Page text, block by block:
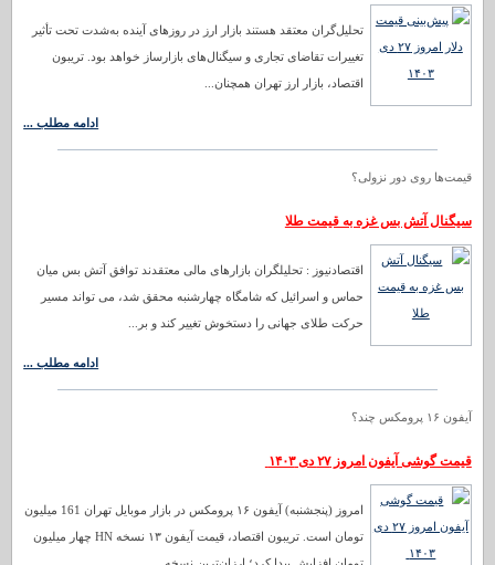
تحلیل‌گران معتقد هستند بازار ارز در روزهای آینده به‌شدت تحت تأثیر
تغییرات تقاضای تجاری و سیگنال‌های بازارساز خواهد بود. تریبون
اقتصاد، بازار ارز تهران همچنان...
ادامه مطلب ...
قیمت‌ها روی دور نزولی؟
سیگنال آتش بس غزه به قیمت طلا
اقتصادنیوز : تحلیلگران بازارهای مالی معتقدند توافق آتش بس میان
حماس و اسرائیل که شامگاه چهارشنبه محقق شد، می تواند مسیر
حرکت طلای جهانی را دستخوش تغییر کند و بر...
ادامه مطلب ...
آیفون ۱۶ پرومکس چند؟
قیمت گوشی آیفون امروز ۲۷ دی ۱۴۰۳
امروز (پنجشنبه) آیفون ۱۶ پرومکس در بازار موبایل تهران 161 میلیون
تومان است. تریبون اقتصاد، قیمت آیفون ۱۳ نسخه HN چهار میلیون